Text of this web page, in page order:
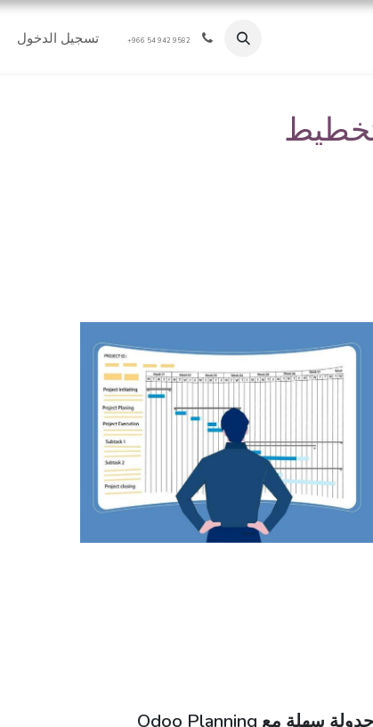
المدونة Jobs أراء العملاء حالات استخدام +966 54 942 9582 تسجيل الدخول
جدولة سهلة مع Odoo Planning